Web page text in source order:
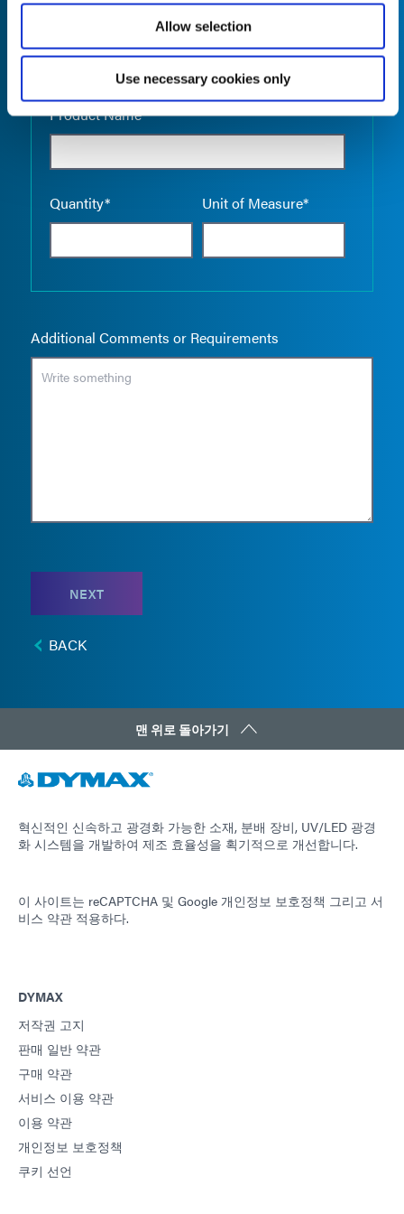
Allow selection
Use necessary cookies only
Product Name*
Quantity* Unit of Measure*
Empty
Additional Comments or Requirements
NEXT
BACK
맨 위로 돌아가기
혁신적인 신속하고 광경화 가능한 소재, 분배 장비, UV/LED 광경
화 시스템을 개발하여 제조 효율성을 획기적으로 개선합니다.
이 사이트는 reCAPTCHA 및 Google 개인정보 보호정책 그리고 서
비스 약관 적용하다.
DYMAX
저작권 고지
판매 일반 약관
구매 약관
서비스 이용 약관
이용 약관
개인정보 보호정책
쿠키 선언